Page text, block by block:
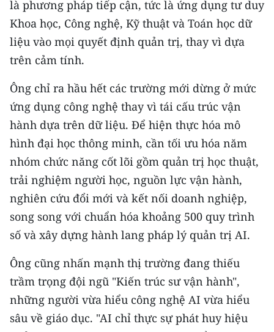
là phương pháp tiếp cận, tức là ứng dụng tư duy
Khoa học, Công nghệ, Kỹ thuật và Toán học dữ
liệu vào mọi quyết định quản trị, thay vì dựa
trên cảm tính.
Ông chỉ ra hầu hết các trường mới dừng ở mức
ứng dụng công nghệ thay vì tái cấu trúc vận
hành dựa trên dữ liệu. Để hiện thực hóa mô
hình đại học thông minh, cần tối ưu hóa năm
nhóm chức năng cốt lõi gồm quản trị học thuật,
trải nghiệm người học, nguồn lực vận hành,
nghiên cứu đổi mới và kết nối doanh nghiệp,
song song với chuẩn hóa khoảng 500 quy trình
số và xây dựng hành lang pháp lý quản trị AI.
Ông cũng nhấn mạnh thị trường đang thiếu
trầm trọng đội ngũ "Kiến trúc sư vận hành",
những người vừa hiểu công nghệ AI vừa hiểu
sâu về giáo dục. "AI chỉ thực sự phát huy hiệu